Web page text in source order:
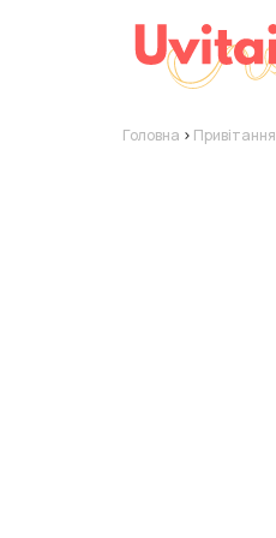
Головна > Привітання